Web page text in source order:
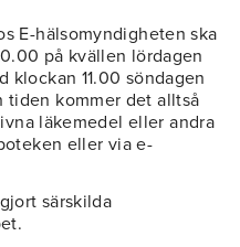
E-hälsomyndigheten ska
på kvällen lördagen
11.00 söndagen
tiden kommer det alltså
läkemedel eller andra
eller via e-
särskilda